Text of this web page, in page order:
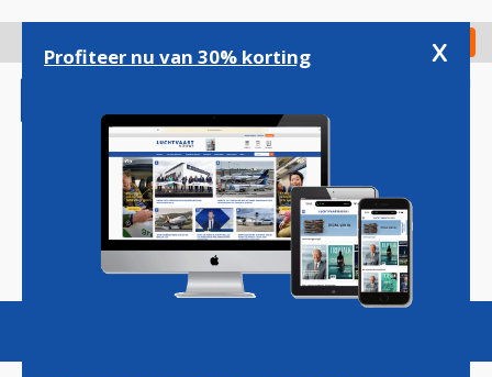
gaan
Check in
Magazine Podcasts Vacatures
Profiteer nu van 30% korting x